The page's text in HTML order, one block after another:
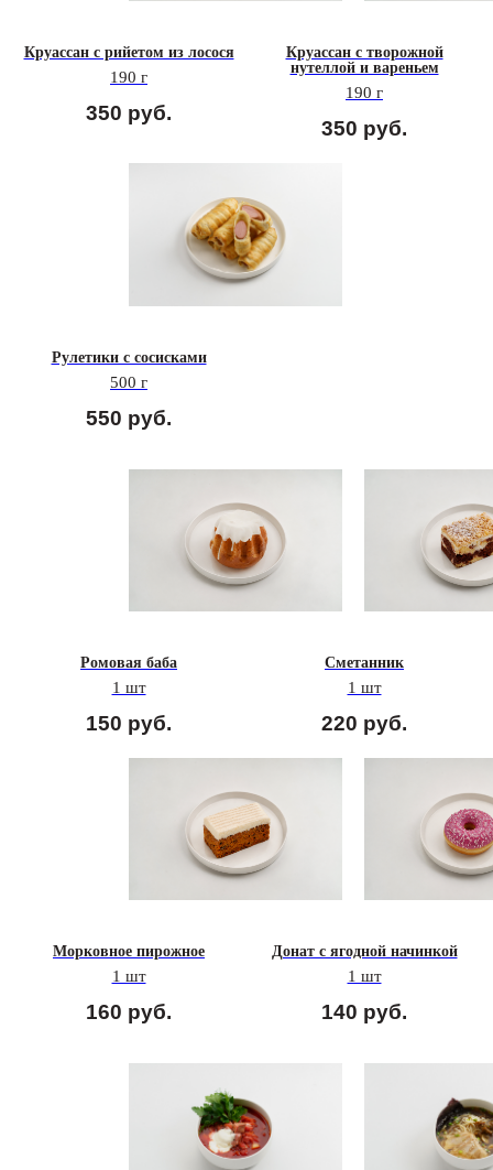
Круассан с рийетом из лосося
190 г
350 руб.
Круассан с творожной
нутеллой и вареньем
190 г
350 руб.
Рулетики с сосисками
500 г
550 руб.
Ромовая баба
1 шт
150 руб.
Сметанник
1 шт
220 руб.
Морковное пирожное
1 шт
160 руб.
Донат с ягодной начинкой
1 шт
140 руб.